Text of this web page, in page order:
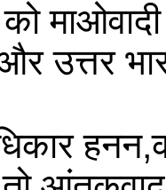
उत्तर